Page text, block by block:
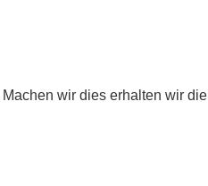
wir dies erhalten wir die